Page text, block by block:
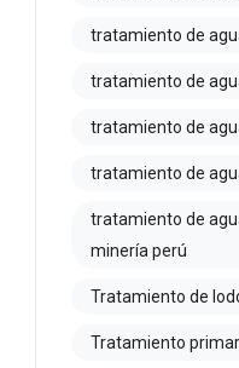
tratamiento de
tratamiento de
tratamiento de
tratamiento de
tratamiento de
minería perú
Tratamiento de
Tratamiento